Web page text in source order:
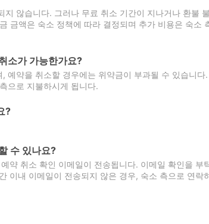
않습니다. 그러나 무료 취소 기간이 지나거나 환불
금액은 숙소 정책에 따라 결정되며 추가 비용은 숙소
소가 가능한가요?
예약을 취소할 경우에는 위약금이 부과될 수 있습니다
으로 지불하시게 됩니다.
?
수 있나요?
약 취소 확인 이메일이 전송됩니다. 이메일 확인을 부
이내 이메일이 전송되지 않은 경우, 숙소 측으로 연락